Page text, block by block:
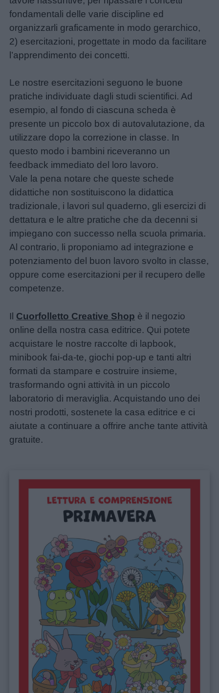
fondamentali delle varie discipline ed
organizzarli graficamente in modo gerarchico,
2) esercitazioni, progettate in modo da facilitare
l’apprendimento dei concetti.
Le nostre esercitazioni seguono le buone
pratiche individuate dagli studi scientifici. Ad
esempio, al fondo di ciascuna scheda è
presente un piccolo box di autovalutazione, da
utilizzare dopo la correzione in classe. In
questo modo i bambini riceveranno un
feedback immediato del loro lavoro.
Vale la pena notare che queste schede
didattiche non sostituiscono la didattica
tradizionale, i lavori sul quaderno, gli esercizi di
dettatura e le altre pratiche che da decenni si
impiegano con successo nella scuola primaria.
Al contrario, li proponiamo ad integrazione e
potenziamento del buon lavoro svolto in classe,
oppure come esercitazioni per il recupero delle
competenze.
Il Cuorfolletto Creative Shop è il negozio
online della nostra casa editrice. Qui potete
acquistare le nostre raccolte di lapbook,
minibook fai-da-te, giochi pop-up e tanti altri
formati da stampare e costruire insieme,
trasformando ogni attività in un piccolo
laboratorio di meraviglia. Acquistando uno dei
nostri prodotti, sostenete la casa editrice e ci
aiutate a continuare a offrire anche tante attività
gratuite.